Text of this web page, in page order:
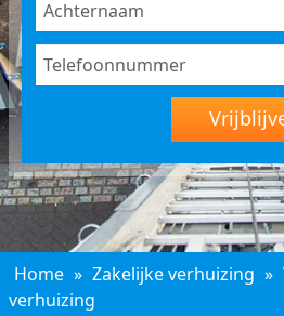
Home » Zakelijke verhuizing »
verhuizing